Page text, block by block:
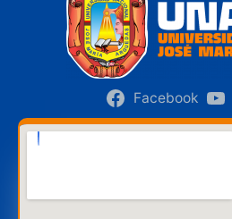
Facebook